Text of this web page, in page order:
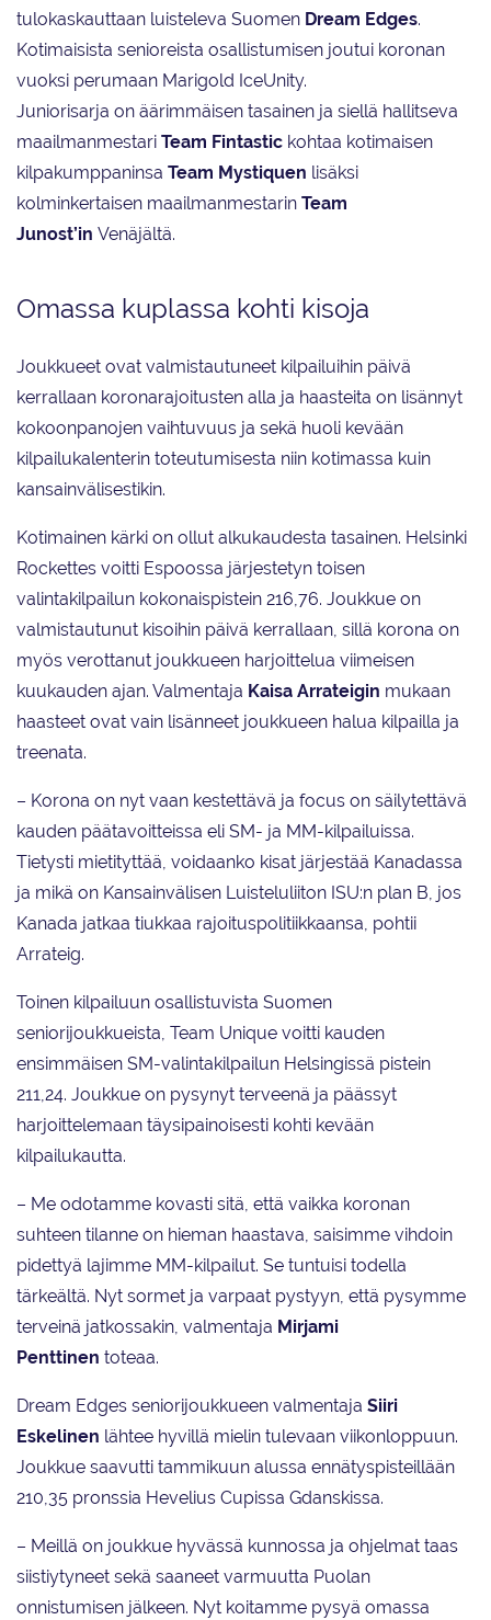
tulokaskauttaan luisteleva Suomen Dream Edges.
Kotimaisista senioreista osallistumisen joutui koronan
vuoksi perumaan Marigold IceUnity.
Juniorisarja on äärimmäisen tasainen ja siellä hallitseva
maailmanmestari Team Fintastic kohtaa kotimaisen
kilpakumppaninsa Team Mystiquen lisäksi
kolminkertaisen maailmanmestarin Team
Junost’in Venäjältä.
Omassa kuplassa kohti kisoja
Joukkueet ovat valmistautuneet kilpailuihin päivä
kerrallaan koronarajoitusten alla ja haasteita on lisännyt
kokoonpanojen vaihtuvuus ja sekä huoli kevään
kilpailukalenterin toteutumisesta niin kotimassa kuin
kansainvälisestikin.
Kotimainen kärki on ollut alkukaudesta tasainen. Helsinki
Rockettes voitti Espoossa järjestetyn toisen
valintakilpailun kokonaispistein 216,76. Joukkue on
valmistautunut kisoihin päivä kerrallaan, sillä korona on
myös verottanut joukkueen harjoittelua viimeisen
kuukauden ajan. Valmentaja Kaisa Arrateigin mukaan
haasteet ovat vain lisänneet joukkueen halua kilpailla ja
treenata.
– Korona on nyt vaan kestettävä ja focus on säilytettävä
kauden päätavoitteissa eli SM- ja MM-kilpailuissa.
Tietysti mietityttää, voidaanko kisat järjestää Kanadassa
ja mikä on Kansainvälisen Luisteluliiton ISU:n plan B, jos
Kanada jatkaa tiukkaa rajoituspolitiikkaansa, pohtii
Arrateig.
Toinen kilpailuun osallistuvista Suomen
seniorijoukkueista, Team Unique voitti kauden
ensimmäisen SM-valintakilpailun Helsingissä pistein
211,24. Joukkue on pysynyt terveenä ja päässyt
harjoittelemaan täysipainoisesti kohti kevään
kilpailukautta.
– Me odotamme kovasti sitä, että vaikka koronan
suhteen tilanne on hieman haastava, saisimme vihdoin
pidettyä lajimme MM-kilpailut. Se tuntuisi todella
tärkeältä. Nyt sormet ja varpaat pystyyn, että pysymme
terveinä jatkossakin, valmentaja Mirjami
Penttinen toteaa.
Dream Edges seniorijoukkueen valmentaja Siiri
Eskelinen lähtee hyvillä mielin tulevaan viikonloppuun.
Joukkue saavutti tammikuun alussa ennätyspisteillään
210,35 pronssia Hevelius Cupissa Gdanskissa.
– Meillä on joukkue hyvässä kunnossa ja ohjelmat taas
siistiytyneet sekä saaneet varmuutta Puolan
onnistumisen jälkeen. Nyt koitamme pysyä omassa